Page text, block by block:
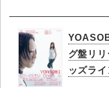
グ盤リ
ッズラ